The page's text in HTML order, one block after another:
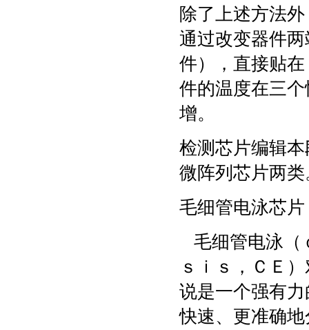
除了上述方法
通过改变器件
件），直接贴
件的温度在三
增。
检测芯片编辑
微阵列芯片两类
毛细管电泳芯片
毛细管电泳（
ｓｉｓ，ＣＥ
说是一个强有
快速、更准确